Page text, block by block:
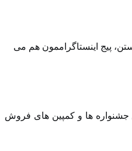
⁠⁠پیج اینستاگراممون⁠⁠ هم می
جشنواره ها و کمپین های فروش